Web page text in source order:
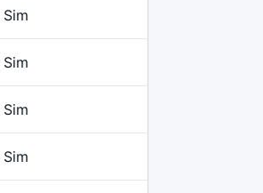
Sim
Sim
Sim
Sim